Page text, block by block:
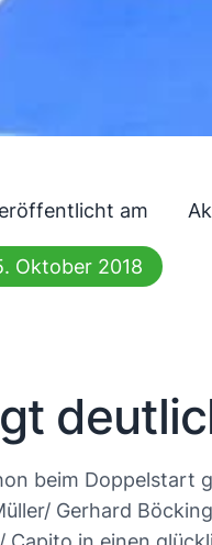
am
Oktober 2018
beim Doppelstart
Gerhard